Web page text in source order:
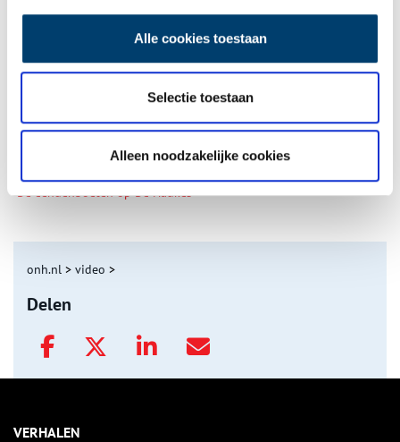
Alle cookies toestaan
Selectie toestaan
Alleen noodzakelijke cookies
Tien verdwenen pretparken
De eendenboeten op De Haukes
onh.nl > video >
Delen
VERHALEN